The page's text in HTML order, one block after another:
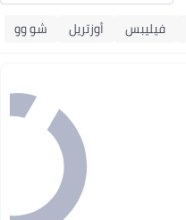
فيليبس أوزتريل شو وو